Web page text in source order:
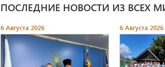
ПОСЛЕДНИЕ НОВОСТИ ИЗ ВСЕХ
6 Августа 2026 6 Августа 2026